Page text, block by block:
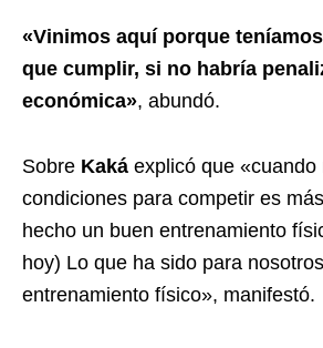
«Vinimos aquí porque
que cumplir, si no habría
económica», abundó.
Sobre Kaká explicó que «cuando
condiciones para competir es
hecho un buen entrenamiento
hoy) Lo que ha sido para
entrenamiento físico», manifestó.